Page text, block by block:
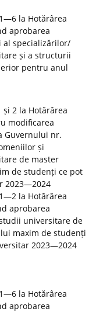
la Hotărârea
aprobarea
al specializărilor/
și a structurii
pentru anul
și 2 la Hotărârea
modificarea
Guvernului nr.
și
de master
de studenți ce pot
2023—2024
la Hotărârea
aprobarea
universitare de
maxim de studenți
2023—2024
la Hotărârea
aprobarea